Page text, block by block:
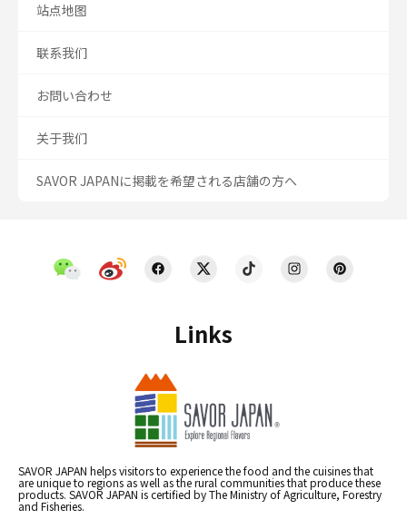
Links
SAVOR JAPAN helps visitors to experience the food and the cuisines that
are unique to regions as well as the rural communities that produce these
products. SAVOR JAPAN is certified by The Ministry of Agriculture, Forestry
and Fisheries.
站点地图
联系我们
お問い合わせ
关于我们
SAVOR JAPANに掲載を希望される店舗の方へ